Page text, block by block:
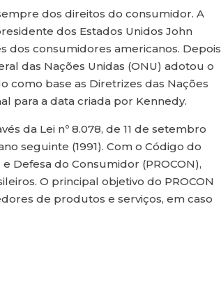
dos direitos do consumidor. A
dos Estados Unidos John
dos consumidores americanos. Depois
das Nações Unidas (ONU) adotou o
como base as Diretrizes das Nações
para a data criada por Kennedy.
da Lei nº 8.078, de 11 de setembro
seguinte (1991). Com o Código do
Defesa do Consumidor (PROCON),
O principal objetivo do PROCON
de produtos e serviços, em caso